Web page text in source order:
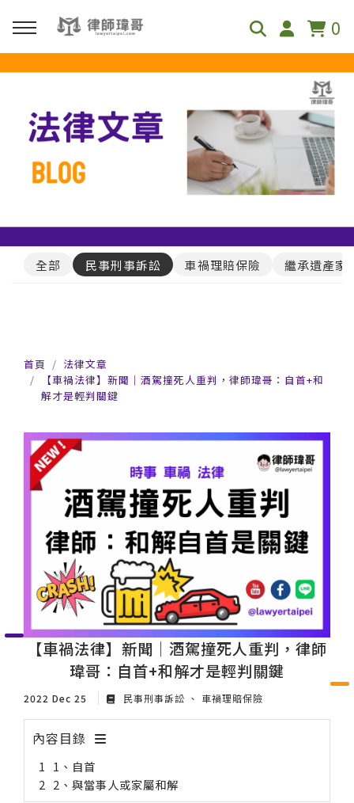
0
回主選單
免費影音資源
Youtube
全部 民事刑事訴訟 車禍理賠保險 繼承遺產家
首頁
法律文章
【車禍法律】新聞｜酒駕撞死人重判，律師瑋哥：自首+和
解才是輕判關鍵
【車禍法律】新聞｜酒駕撞死人重判，律師
瑋哥：自首+和解才是輕判關鍵
2022 Dec 25 民事刑事訴訟 車禍理賠保險
內容目錄
1、自首
2、與當事人或家屬和解